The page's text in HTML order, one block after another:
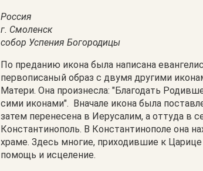
Россия
г. Смоленск
собор Успения Богородицы
По преданию икона была написана
первописаный образ с двумя другими
Матери. Она произнесла: "Благодать
сими иконами". Вначале икона была
затем перенесена в Иерусалим, а оттуда в
Константинополь. В Константинополе она
храме. Здесь многие, приходившие к
помощь и исцеление.